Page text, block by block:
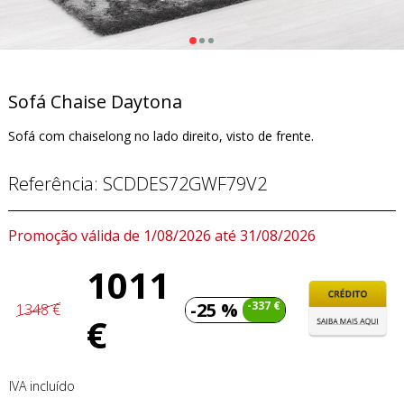
Sofá Chaise Daytona
Sofá com chaiselong no lado direito, visto de frente.
Referência: SCDDES72GWF79V2
Promoção válida de 1/08/2026 até 31/08/2026
1348 €
1011
€
-25 % -337 €
IVA incluído